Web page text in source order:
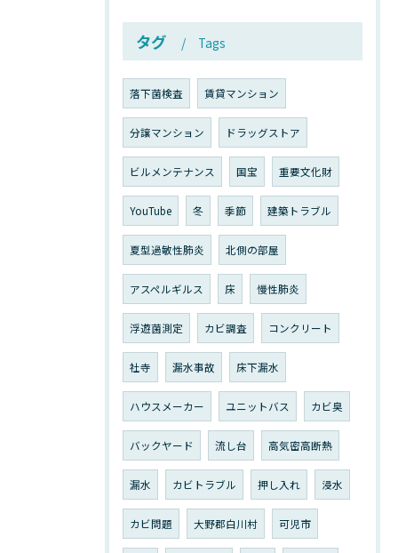
タグ Tags
落下菌検査 賃貸マンション
分譲マンション ドラッグストア
ビルメンテナンス 国宝 重要文化財
YouTube 冬 季節 建築トラブル
夏型過敏性肺炎 北側の部屋
アスペルギルス 床 慢性肺炎
浮遊菌測定 カビ調査 コンクリート
社寺 漏水事故 床下漏水
ハウスメーカー ユニットバス カビ臭
バックヤード 流し台 高気密高断熱
漏水 カビトラブル 押し入れ 浸水
カビ問題 大野郡白川村 可児市